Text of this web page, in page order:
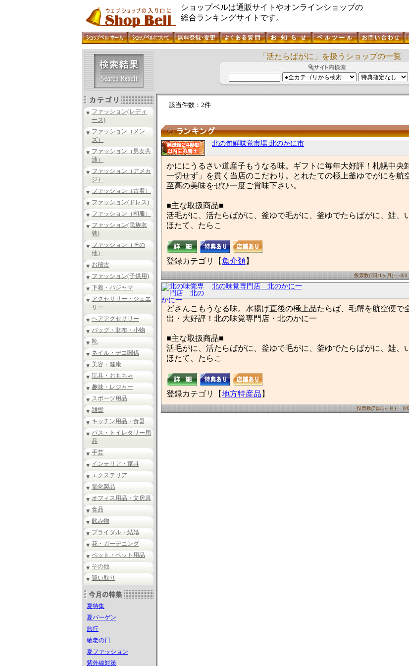
ショップベルは通販サイトやオンラインショップの
総合ランキングサイトです。
ファッション(レディ
ース)
ファッション（メン
ズ）
ファッション（男女共
通）
ファッション（アメカ
ジ）
ファッション（古着）
ファッション(ドレス)
ファッション（和服）
ファッション(民族衣
装)
ファッション（その
他）
お稽古
ファッション(子供用)
下着・パジャマ
アクセサリー・ジュエ
リー
ヘアアクセサリー
バッグ・財布・小物
靴
ネイル・デコ関係
美容・健康
玩具・おもちゃ
趣味・レジャー
スポーツ用品
雑貨
キッチン用品・食器
バス・トイレタリー用
品
手芸
インテリア・家具
エクステリア
電化製品
オフィス用品・文房具
食品
飲み物
ブライダル・結婚
花・ガーデニング
ペット・ペット用品
その他
買い取り
夏特集
夏バーゲン
旅行
敬老の日
夏ファッション
紫外線対策
「活たらばがに」を扱うショップの一覧
該当件数：2件
北の旬鮮味覚市場 北のかに市
かににうるさい道産子もうなる味。ギフトに毎年大好評！札幌中央
一切せず」を貫く当店のこだわり。とれたての極上釜ゆでがにを航
至高の美味をぜひ一度ご賞味下さい。
■主な取扱商品■
活毛がに、活たらばがに、釜ゆで毛がに、釜ゆでたらばがに、鮭、
ほたて、たらこ
登録カテゴリ【魚介類 】
投票数(7日/1ヶ月)･･･0/
北の味覚専門店 北のかに一
どさんこもうなる味。水揚げ直後の極上品たらば、毛蟹を航空便で
出・大好評！北の味覚専門店・北のかに一
■主な取扱商品■
活毛がに、活たらばがに、釜ゆで毛がに、釜ゆでたらばがに、鮭、
ほたて、たらこ
登録カテゴリ【地方特産品 】
投票数(7日/1ヶ月)･･･